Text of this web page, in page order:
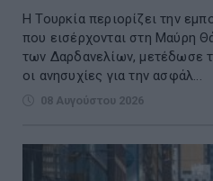
Η Τουρκία περιορίζει την
που εισέρχονται στη Μαύρη
των Δαρδανελίων, μετέδωσε
οι ανησυχίες για την ασφάλ...
08 Αυγούστου 2026